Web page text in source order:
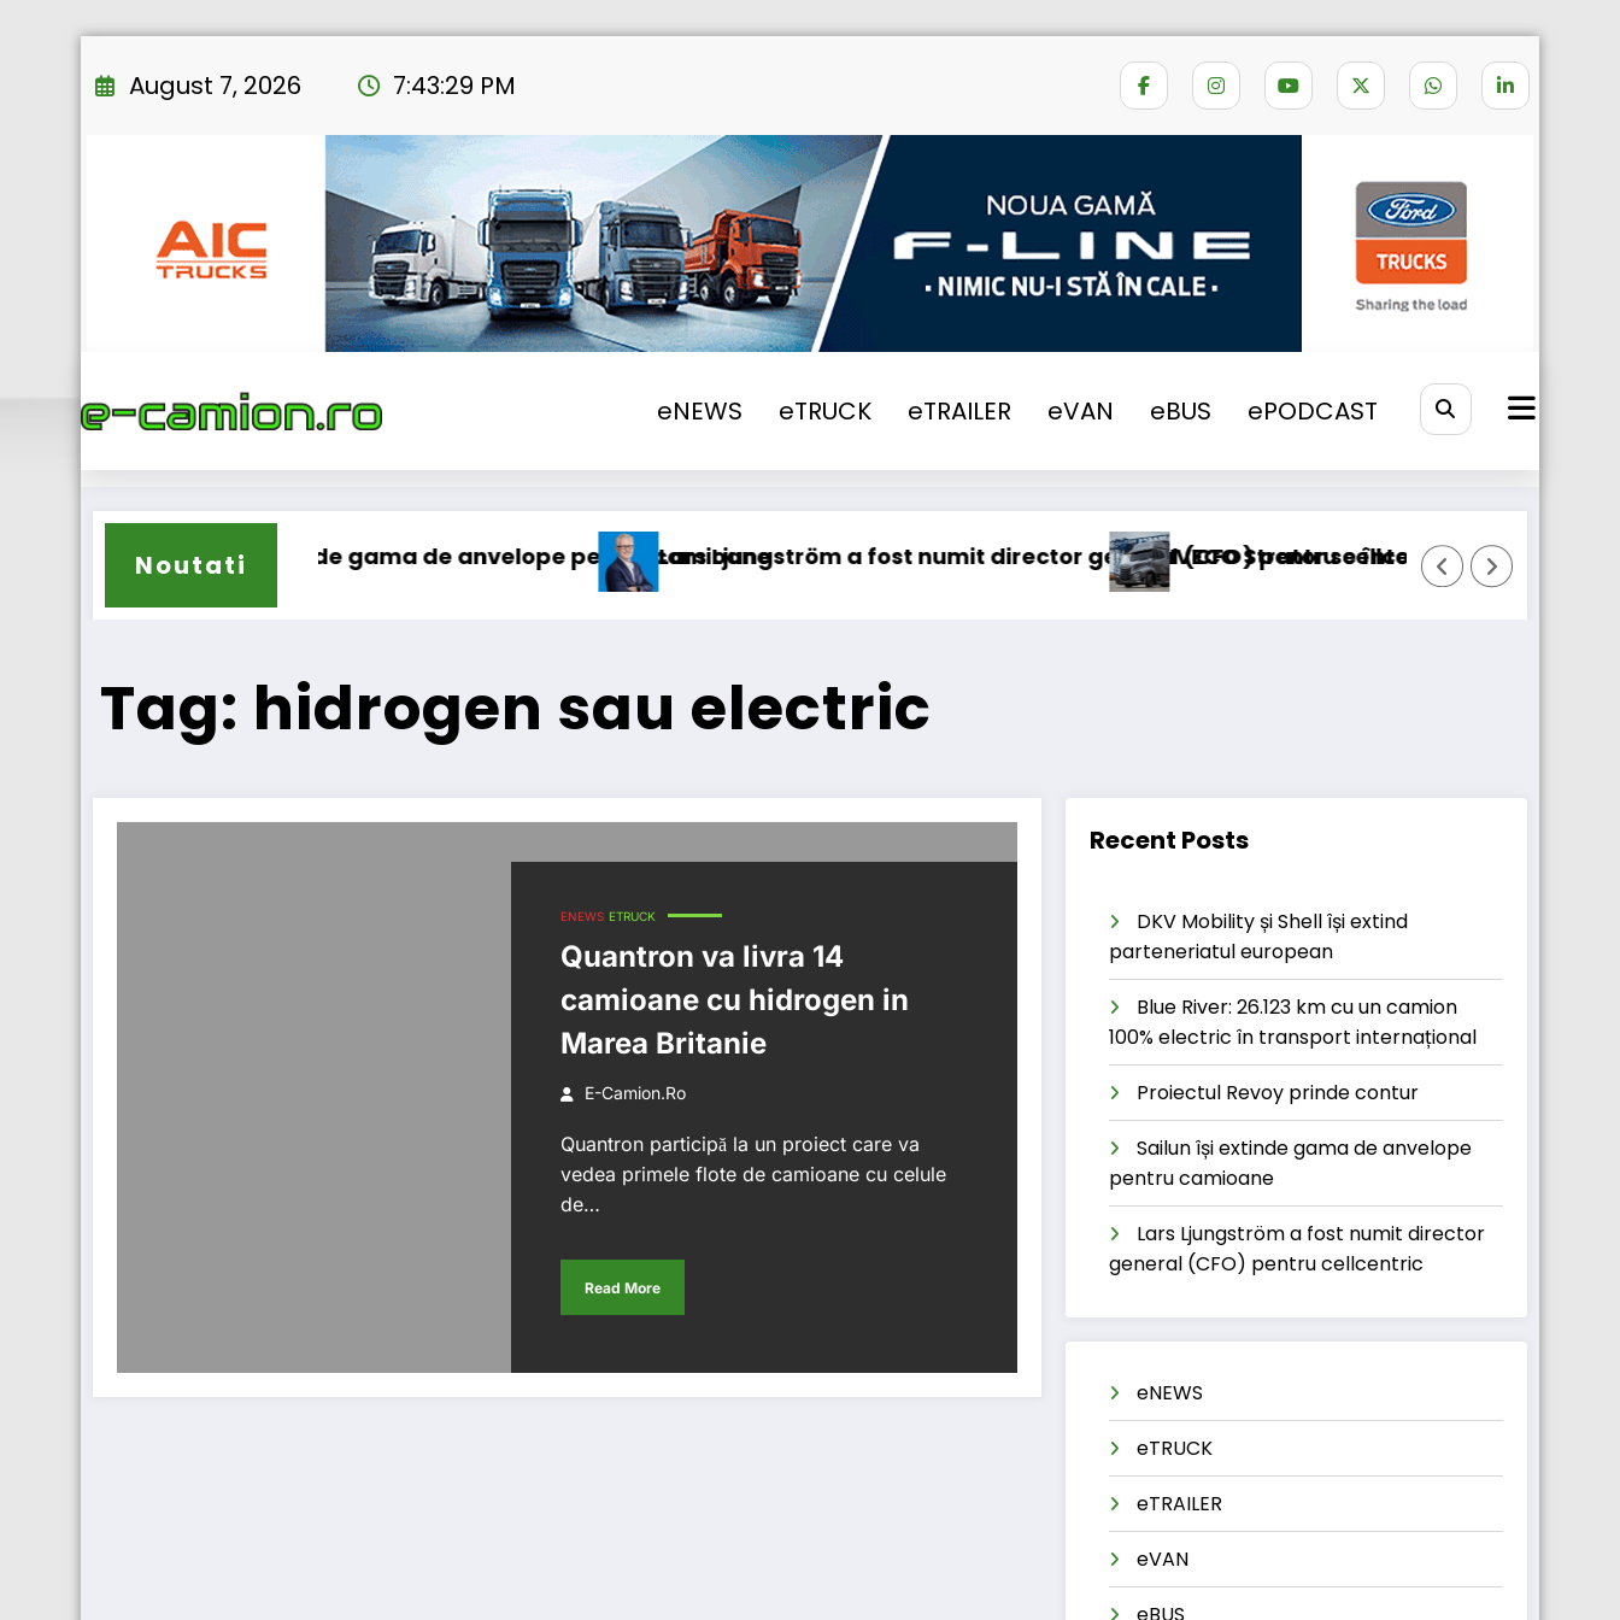
to
August 7, 2026 7:43:30 PM
eNEWS eTRUCK eTRAILER eVAN eBUS ePODCAST
hidrogen sau electric
Noutati
își extinde gama de anvelope pentru camioaneLars Ljungström a fost numit director general (CFO) pentru cellcentric
IVECO Strator se întoarce BursaTransport/
Tag: hidrogen sau electric
ENEWS ETRUCK
Quantron va livra 14
camioane cu hidrogen in
Marea Britanie
E-Camion.ro
Quantron participă la un proiect care va
vedea primele flote de camioane cu celule
de…
Read More
Recent Posts
DKV Mobility și Shell își extind
parteneriatul european
Blue River: 26.123 km cu un camion
100% electric în transport internațional
Proiectul Revoy prinde contur
Sailun își extinde gama de anvelope
pentru camioane
Lars Ljungström a fost numit director
general (CFO) pentru cellcentric
eNEWS
eTRUCK
eTRAILER
eVAN
eBUS